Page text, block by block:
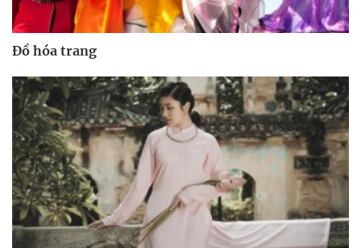
Đồ hóa trang